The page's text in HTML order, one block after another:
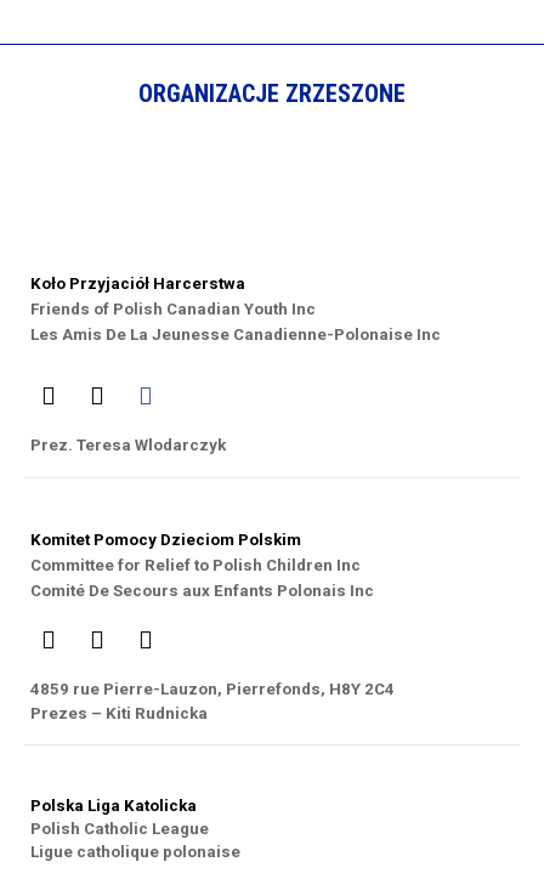
ORGANIZACJE ZRZESZONE
Koło Przyjaciół Harcerstwa
Friends of Polish Canadian Youth Inc
Les Amis De La Jeunesse Canadienne-Polonaise Inc
Prez. Teresa Wlodarczyk
Komitet Pomocy Dzieciom Polskim
Committee for Relief to Polish Children Inc
Comité De Secours aux Enfants Polonais Inc
4859 rue Pierre-Lauzon, Pierrefonds, H8Y 2C4
Prezes – Kiti Rudnicka
Polska Liga Katolicka
Polish Catholic League
Ligue catholique polonaise